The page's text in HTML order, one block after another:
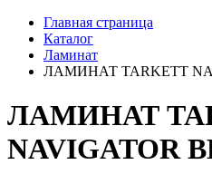
Главная страница
Каталог
Ламинат
ЛАМИНАТ TARKETT
ЛАМИНАТ
NAVIGATOR